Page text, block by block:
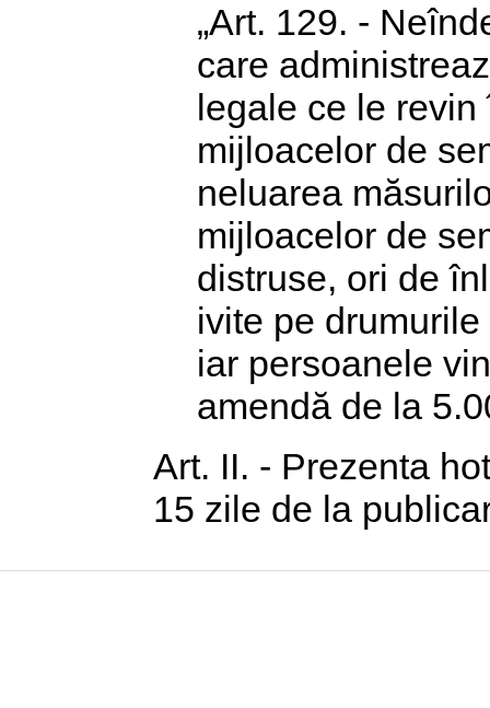
„Art. 129. -
care
legale ce le
mijloacelor de
neluarea
mijloacelor de
distruse, ori de
ivite pe
iar persoanele
amendă de la
Art. II. - Prezenta
15 zile de la